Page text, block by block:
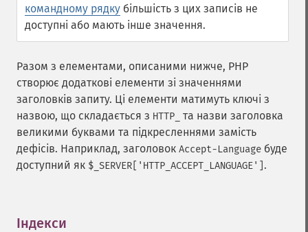
командному рядку більшість з цих записів не
доступні або мають інше значення.
Разом з елементами, описаними нижче, PHP
створює додаткові елементи зі значеннями
заголовків запиту. Ці елементи матимуть ключі з
назвою, що складається з HTTP_
та назви заголовка
великими буквами та підкресленнями замість
дефісів. Наприклад, заголовок Accept-Language буде
доступний як $_SERVER['HTTP_ACCEPT_LANGUAGE'] .
Індекси